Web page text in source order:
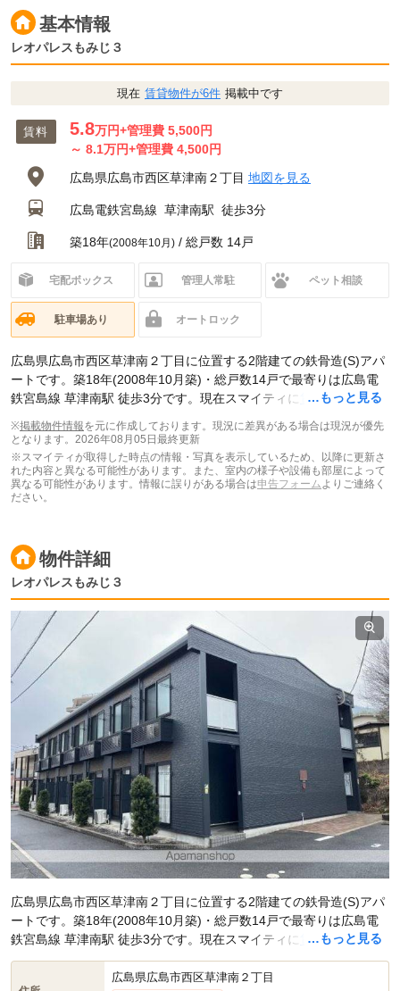
基本情報
レオパレスもみじ３
現在 賃貸物件が6件 掲載中です
賃料 5.8万円+管理費 5,500円
～ 8.1万円+管理費 4,500円
広島県広島市西区草津南２丁目 地図を見る
広島電鉄宮島線 草津南駅 徒歩3分
築18年(2008年10月) / 総戸数 14戸
宅配ボックス 管理人常駐 ペット相談
駐車場あり オートロック
…もっと見る
広島県広島市西区草津南２丁目に位置する2階建ての鉄骨造(S)アパ
ートです。築18年(2008年10月築)・総戸数14戸で最寄りは広島電
鉄宮島線 草津南駅 徒歩3分です。現在スマイティに
賃貸募集中の部
※掲載物件情報を元に作成しております。現況に差異がある場合は現況が優先
となります。 2026年08月05日最終更新
※スマイティが取得した時点の情報・写真を表示しているため、以降に更新さ
れた内容と異なる可能性があります。また、室内の様子や設備も部屋によって
異なる可能性があります。情報に誤りがある場合は申告フォーム よりご連絡く
ださい。
物件詳細
レオパレスもみじ３
…もっと見る
広島県広島市西区草津南２丁目に位置する2階建ての鉄骨造(S)アパ
ートです。築18年(2008年10月築)・総戸数14戸で最寄りは広島電
鉄宮島線 草津南駅 徒歩3分です。現在スマイティに
賃貸募集中の部
屋が6件(1K)掲載されています。
広島県広島市西区草津南２丁目